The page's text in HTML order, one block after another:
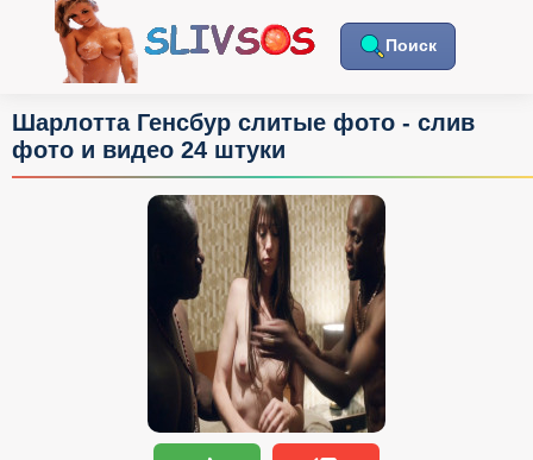
Поиск
Шарлотта Генсбур слитые фото - слив
фото и видео 24 штуки